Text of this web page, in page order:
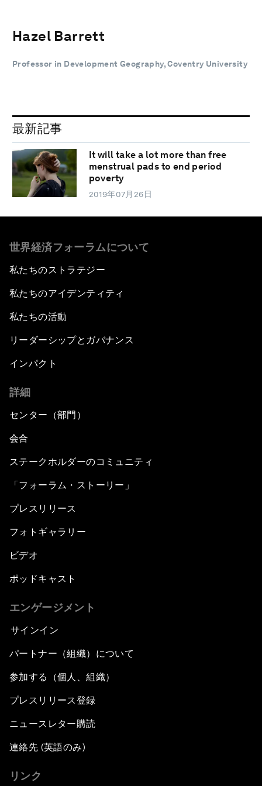
Hazel Barrett
Professor in Development Geography, Coventry University
最新記事
It will take a lot more than free
menstrual pads to end period
poverty
2019年07月26日
世界経済フォーラムについて
私たちのストラテジー
私たちのアイデンティティ
私たちの活動
リーダーシップとガバナンス
インパクト
詳細
センター（部門）
会合
ステークホルダーのコミュニティ
「フォーラム・ストーリー」
プレスリリース
フォトギャラリー
ビデオ
ポッドキャスト
エンゲージメント
サインイン
パートナー（組織）について
参加する（個人、組織）
プレスリリース登録
ニュースレター購読
連絡先 (英語のみ)
リンク